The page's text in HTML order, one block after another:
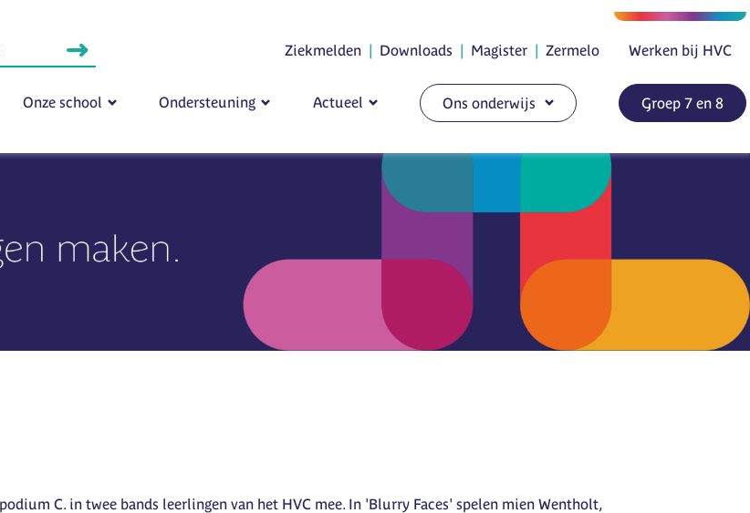
Ziekmelden | Downloads | Magister | Zermelo Werken bij HVC
Onze school Ondersteuning Actueel Ons onderwijs Groep 7 en 8
C. in twee bands leerlingen van het HVC mee. In 'Blurry Faces' spelen mien Wentholt,